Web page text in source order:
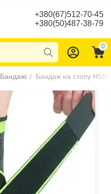
+380(67)512-70-45
+380(50)487-38-79
0
Бандажі / Бандаж на стопу